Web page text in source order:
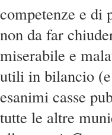
competenze e di
non da far
miserabile e
utili in bilancio
esanimi casse
tutte le altre